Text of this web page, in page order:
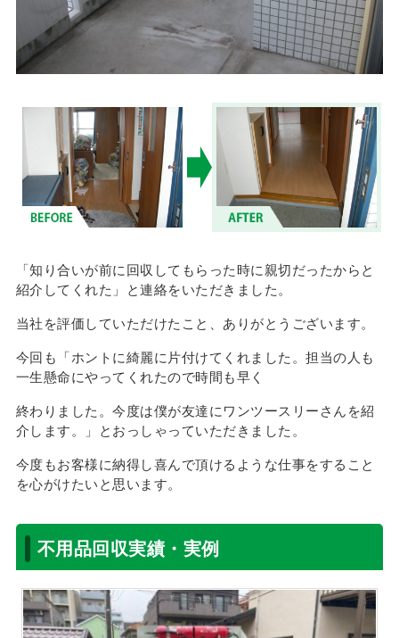
「知り合いが前に回収してもらった時に親切だったからと
紹介してくれた」と連絡をいただきました。
当社を評価していただけたこと、ありがとうございます。
今回も「ホントに綺麗に片付けてくれました。担当の人も
一生懸命にやってくれたので時間も早く
終わりました。今度は僕が友達にワンツースリーさんを紹
介します。」とおっしゃっていただきました。
今度もお客様に納得し喜んで頂けるような仕事をすること
を心がけたいと思います。
不用品回収実績・実例